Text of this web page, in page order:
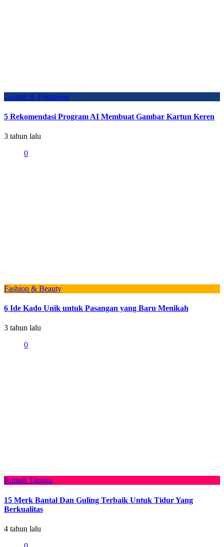
Gadget & Teknologi
5 Rekomendasi Program AI Membuat Gambar Kartun Keren
3 tahun lalu
0
Fashion & Beauty
6 Ide Kado Unik untuk Pasangan yang Baru Menikah
3 tahun lalu
0
Rumah Tangga
15 Merk Bantal Dan Guling Terbaik Untuk Tidur Yang
Berkualitas
4 tahun lalu